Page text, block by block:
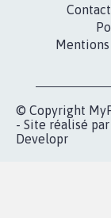
© Copyright
- Site réalisé
Developr